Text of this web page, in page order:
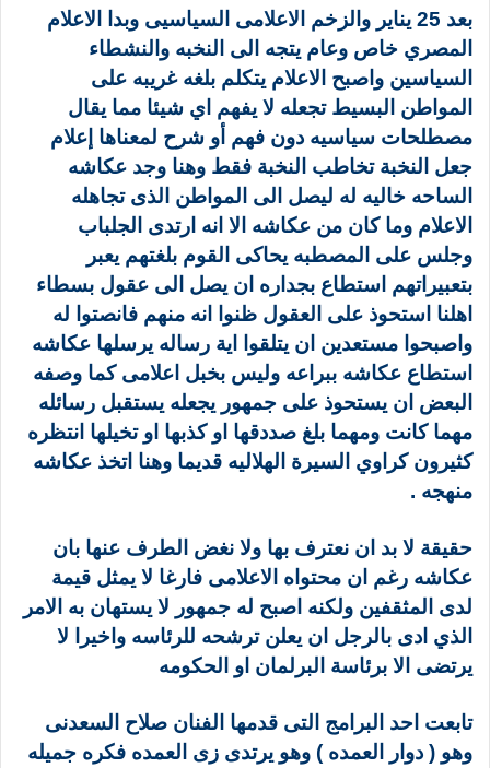
بعد 25 يناير والزخم الاعلامى السياسيى وبدا الاعلام
المصري خاص وعام يتجه الى النخبه والنشطاء
السياسين واصبح الاعلام يتكلم بلغه غريبه على
المواطن البسيط تجعله لا يفهم اي شيئا مما يقال
مصطلحات سياسيه دون فهم أو شرح لمعناها إعلام
جعل النخبة تخاطب النخبة فقط وهنا وجد عكاشه
الساحه خاليه له ليصل الى المواطن الذى تجاهله
الاعلام وما كان من عكاشه الا انه ارتدى الجلباب
وجلس على المصطبه يحاكى القوم بلغتهم يعبر
بتعبيراتهم استطاع بجداره ان يصل الى عقول بسطاء
اهلنا استحوذ على العقول ظنوا انه منهم فانصتوا له
واصبحوا مستعدين ان يتلقوا اية رساله يرسلها عكاشه
استطاع عكاشه ببراعه وليس بخبل اعلامى كما وصفه
البعض ان يستحوذ على جمهور يجعله يستقبل رسائله
مهما كانت ومهما بلغ صددقها او كذبها او تخيلها انتظره
كثيرون كراوي السيرة الهلاليه قديما وهنا اتخذ عكاشه
منهجه .
حقيقة لا بد ان نعترف بها ولا نغض الطرف عنها بان
عكاشه رغم ان محتواه الاعلامى فارغا لا يمثل قيمة
لدى المثقفين ولكنه اصبح له جمهور لا يستهان به الامر
الذي ادى بالرجل ان يعلن ترشحه للرئاسه واخيرا لا
يرتضى الا برئاسة البرلمان او الحكومه
تابعت احد البرامج التى قدمها الفنان صلاح السعدنى
وهو ( دوار العمده ) وهو يرتدى زى العمده فكره جميله